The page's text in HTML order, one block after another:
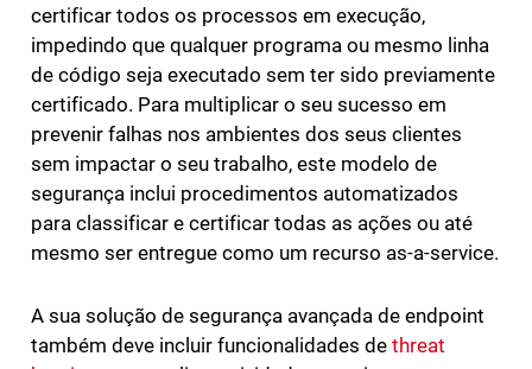
certificar todos os processos em execução,
impedindo que qualquer programa ou mesmo linha
de código seja executado sem ter sido previamente
certificado. Para multiplicar o seu sucesso em
prevenir falhas nos ambientes dos seus clientes
sem impactar o seu trabalho, este modelo de
segurança inclui procedimentos automatizados
para classificar e certificar todas as ações ou até
mesmo ser entregue como um recurso as-a-service.
A sua solução de segurança avançada de endpoint
também deve incluir funcionalidades de threat